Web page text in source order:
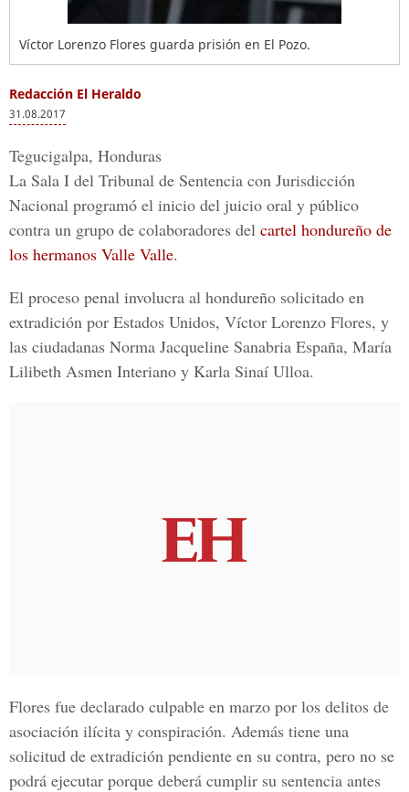
Víctor Lorenzo Flores guarda prisión en El Pozo.
Redacción El Heraldo
31.08.2017
Tegucigalpa, Honduras
La Sala I del Tribunal de Sentencia con Jurisdicción
Nacional programó el inicio del juicio oral y público
contra un grupo de colaboradores del cartel hondureño de
los hermanos Valle Valle.
El proceso penal involucra al hondureño solicitado en
extradición por Estados Unidos, Víctor Lorenzo Flores, y
las ciudadanas Norma Jacqueline Sanabria España, María
Lilibeth Asmen Interiano y Karla Sinaí Ulloa.
Flores fue declarado culpable en marzo por los delitos de
asociación ilícita y conspiración. Además tiene una
solicitud de extradición pendiente en su contra, pero no se
podrá ejecutar porque deberá cumplir su sentencia antes